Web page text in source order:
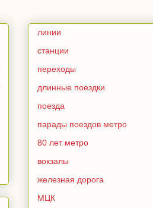
линии
станции
переходы
длинные поездки
поезда
парады поездов метро
80 лет метро
вокзалы
железная дорога
МЦК